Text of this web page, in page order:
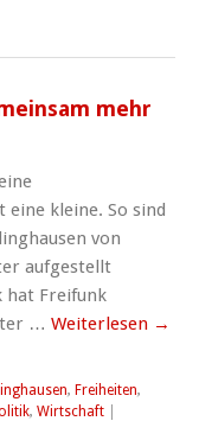
mehr
eine kleine. So sind
von
aufgestellt
hat Freifunk
… Weiterlesen →
, Freiheiten,
, Wirtschaft